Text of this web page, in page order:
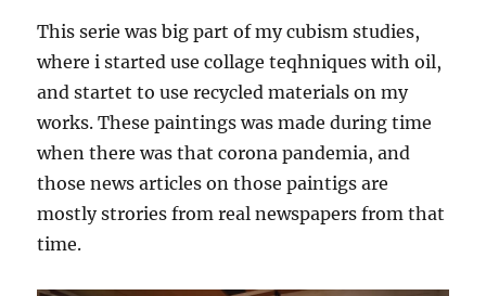
This serie was big part of my cubism studies,
where i started use collage teqhniques with oil,
and startet to use recycled materials on my
works. These paintings was made during time
when there was that corona pandemia, and
those news articles on those paintigs are
mostly strories from real newspapers from that
time.